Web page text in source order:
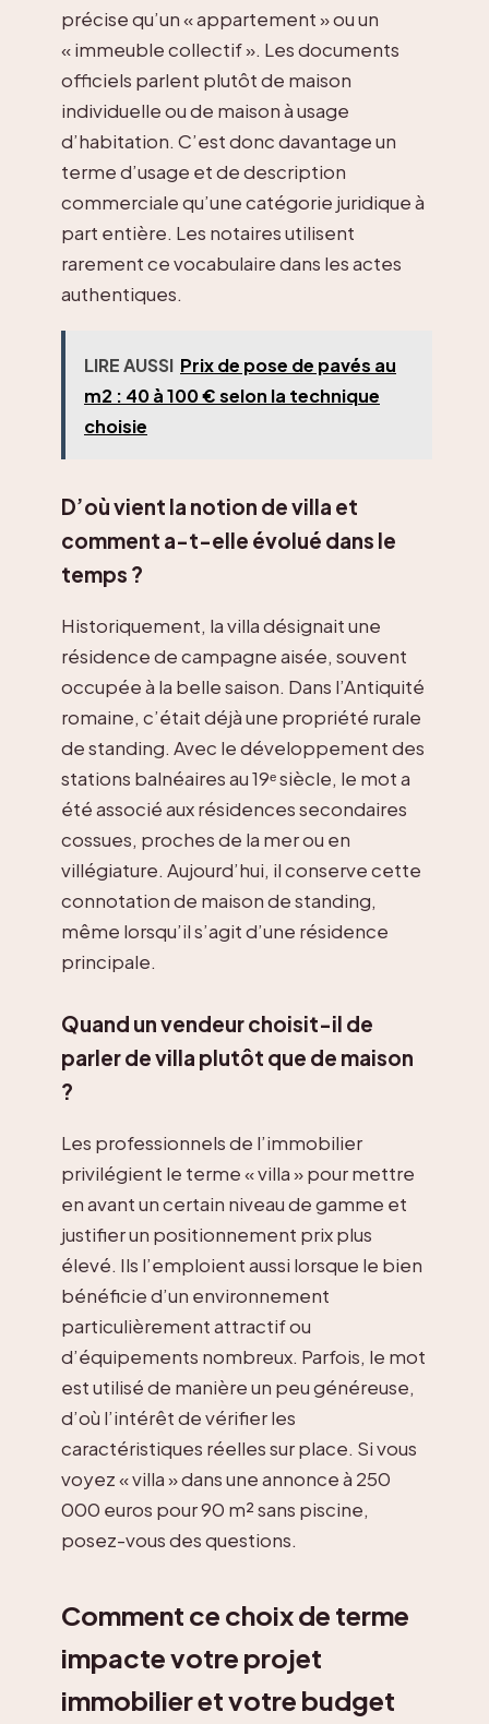
précise qu’un « appartement » ou un
« immeuble collectif ». Les documents
officiels parlent plutôt de maison
individuelle ou de maison à usage
d’habitation. C’est donc davantage un
terme d’usage et de description
commerciale qu’une catégorie juridique à
part entière. Les notaires utilisent
rarement ce vocabulaire dans les actes
authentiques.
LIRE AUSSI Prix de pose de pavés au
m2 : 40 à 100 € selon la technique
choisie
D’où vient la notion de villa et
comment a-t-elle évolué dans le
temps ?
Historiquement, la villa désignait une
résidence de campagne aisée, souvent
occupée à la belle saison. Dans l’Antiquité
romaine, c’était déjà une propriété rurale
de standing. Avec le développement des
stations balnéaires au 19ᵉ siècle, le mot a
été associé aux résidences secondaires
cossues, proches de la mer ou en
villégiature. Aujourd’hui, il conserve cette
connotation de maison de standing,
même lorsqu’il s’agit d’une résidence
principale.
Quand un vendeur choisit-il de
parler de villa plutôt que de maison
?
Les professionnels de l’immobilier
privilégient le terme « villa » pour mettre
en avant un certain niveau de gamme et
justifier un positionnement prix plus
élevé. Ils l’emploient aussi lorsque le bien
bénéficie d’un environnement
particulièrement attractif ou
d’équipements nombreux. Parfois, le mot
est utilisé de manière un peu généreuse,
d’où l’intérêt de vérifier les
caractéristiques réelles sur place. Si vous
voyez « villa » dans une annonce à 250
000 euros pour 90 m² sans piscine,
posez-vous des questions.
Comment ce choix de terme
impacte votre projet
immobilier et votre budget